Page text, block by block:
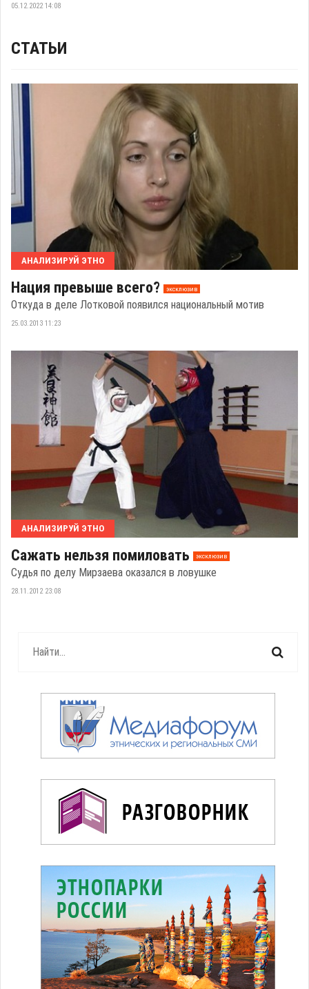
05.12.2022 14:08
СТАТЬИ
АНАЛИЗИРУЙ ЭТНО
Нация превыше всего? эксклюзив
Откуда в деле Лотковой появился национальный мотив
25.03.2013 11:23
АНАЛИЗИРУЙ ЭТНО
Сажать нельзя помиловать эксклюзив
Судья по делу Мирзаева оказался в ловушке
28.11.2012 23:08